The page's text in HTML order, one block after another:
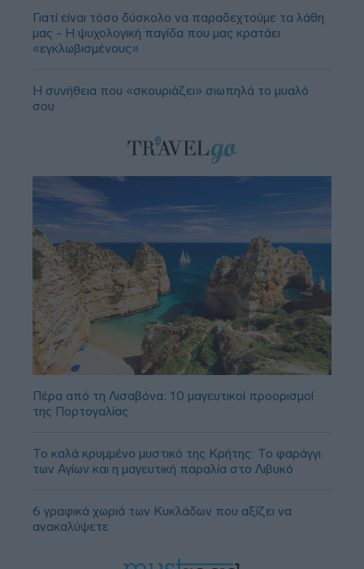
Γιατί είναι τόσο δύσκολο να παραδεχτούμε τα λάθη
μας - Η ψυχολογική παγίδα που μας κρατάει
«εγκλωβισμένους»
Η συνήθεια που «σκουριάζει» σιωπηλά το μυαλό
σου
Πέρα από τη Λισαβόνα: 10 μαγευτικοί προορισμοί
της Πορτογαλίας
Το καλά κρυμμένο μυστικό της Κρήτης: Το φαράγγι
των Αγίων και η μαγευτική παραλία στο Λιβυκό
6 γραφικά χωριά των Κυκλάδων που αξίζει να
ανακαλύψετε